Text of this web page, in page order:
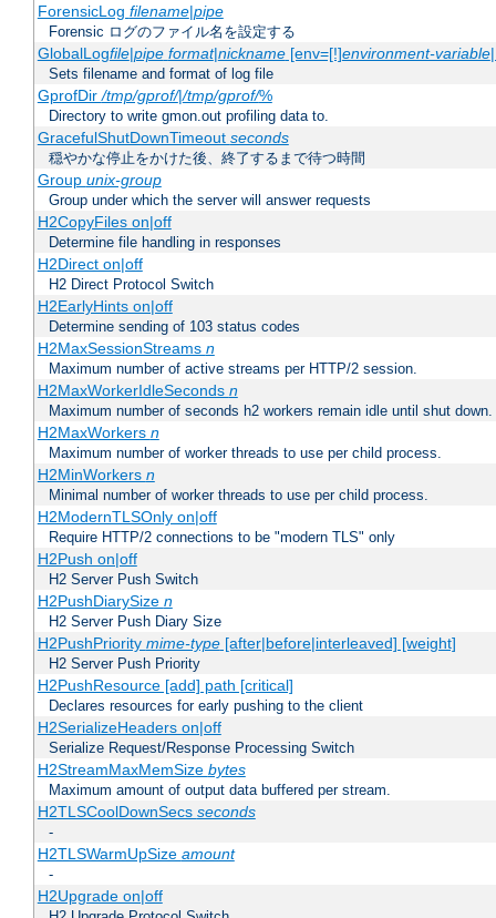
ForensicLog filename|pipe
Forensic ログのファイル名を設定する
GlobalLogfile|pipe format|nickname[env=[!]environment-variable
Sets filename and format of log file
GprofDir/tmp/gprof/|/tmp/gprof/%
Directory to write gmon.out profiling data to.
GracefulShutDownTimeout seconds
穏やかな停止をかけた後、終了するまで待つ時間
Group unix-group
Group under which the server will answer requests
H2CopyFiles on|off
Determine file handling in responses
H2Direct on|off
H2 Direct Protocol Switch
H2EarlyHints on|off
Determine sending of 103 status codes
H2MaxSessionStreams n
Maximum number of active streams per HTTP/2 session.
H2MaxWorkerIdleSeconds n
Maximum number of seconds h2 workers remain idle until shut down.
H2MaxWorkers n
Maximum number of worker threads to use per child process.
H2MinWorkers n
Minimal number of worker threads to use per child process.
H2ModernTLSOnly on|off
Require HTTP/2 connections to be "modern TLS" only
H2Push on|off
H2 Server Push Switch
H2PushDiarySize n
H2 Server Push Diary Size
H2PushPriority mime-type[after|before|interleaved] [weight]
H2 Server Push Priority
H2PushResource [add] path [critical]
Declares resources for early pushing to the client
H2SerializeHeaders on|off
Serialize Request/Response Processing Switch
H2StreamMaxMemSize bytes
Maximum amount of output data buffered per stream.
H2TLSCoolDownSecs seconds
-
H2TLSWarmUpSize amount
-
H2Upgrade on|off